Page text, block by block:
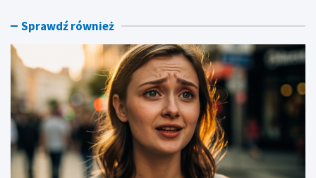
i
t
s
ł
o
w
o
?
–
o
z
n
a
c
z
a
Sprawdź również